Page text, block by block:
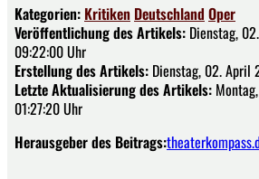
Kategorien: Kritiken Deutschland Oper
Veröffentlichung des Artikels: Dienstag,
09:22:00 Uhr
Erstellung des Artikels: Dienstag, 02.
Letzte Aktualisierung des Artikels:
01:27:20 Uhr
Herausgeber des Beitrags: